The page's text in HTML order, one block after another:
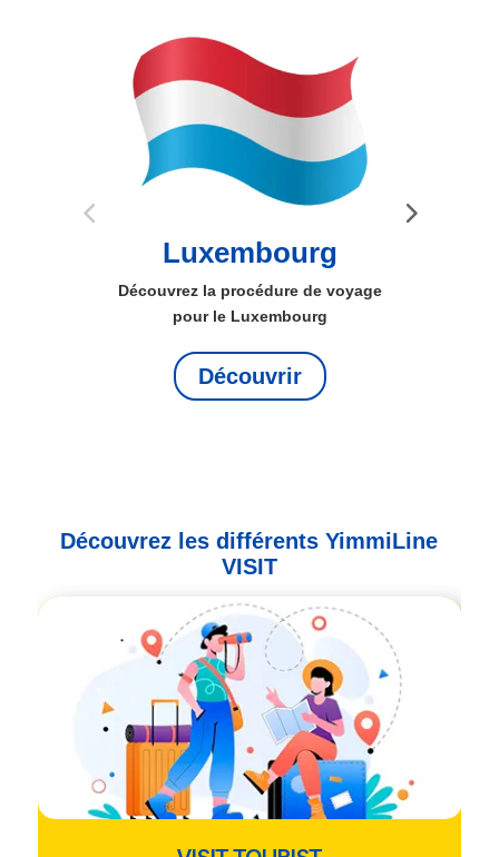
Italie
Découvrez la procédure de voyage
pour l’Italie
Découvrir
Découvrez les différents YimmiLine
VISIT